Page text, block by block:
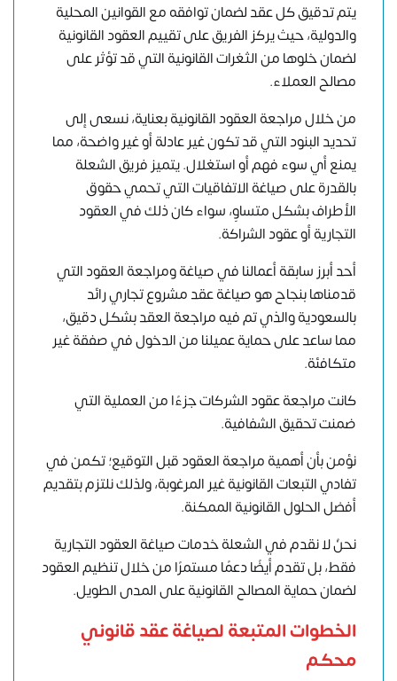
يتم تدقيق كل عقد لضمان توافقه مع القوانين المحلية
والدولية، حيث يركز الفريق على تقييم العقود القانونية
لضمان خلوها من الثغرات القانونية التي قد تؤثر على
مصالح العملاء.
من خلال مراجعة العقود القانونية بعناية، نسعى إلى
تحديد البنود التي قد تكون غير عادلة أو غير واضحة، مما
يمنع أي سوء فهم أو استغلال. يتميز فريق الشعلة
بالقدرة على صياغة الاتفاقيات التي تحمي حقوق
الأطراف بشكل متساوٍ، سواء كان ذلك في العقود
التجارية أو عقود الشراكة.
أحد أبرز سابقة أعمالنا في صياغة ومراجعة العقود التي
قدمناها بنجاح هو صياغة عقد مشروع تجاري رائد
بالسعودية والذي تم فيه مراجعة العقد بشكل دقيق،
مما ساعد على حماية عميلنا من الدخول في صفقة غير
متكافئة.
كانت مراجعة عقود الشركات جزءًا من العملية التي
ضمنت تحقيق الشفافية.
نؤمن بأن أهمية مراجعة العقود قبل التوقيع؛ تكمن في
تفادي التبعات القانونية غير المرغوبة، ولذلك نلتزم بتقديم
أفضل الحلول القانونية الممكنة.
نحنُ لا نقدم في الشعلة خدمات صياغة العقود التجارية
فقط، بل تقدم أيضًا دعمًا مستمرًا من خلال تنظيم العقود
لضمان حماية المصالح القانونية على المدى الطويل.
الخطوات المتبعة لصياغة عقد قانوني
محكم